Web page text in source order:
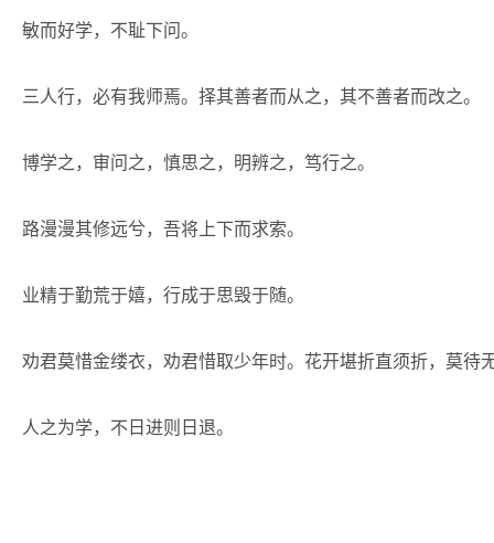
敏而好学，不耻下问。
三人行，必有我师焉。择其善者而从之，其不善者而改之。
博学之，审问之，慎思之，明辨之，笃行之。
路漫漫其修远兮，吾将上下而求索。
业精于勤荒于嬉，行成于思毁于随。
劝君莫惜金缕衣，劝君惜取少年时。花开堪折直须折，莫待
人之为学，不日进则日退。